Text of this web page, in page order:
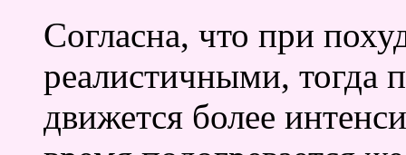
Согласна, что при
реалистичными, тогда
движется более